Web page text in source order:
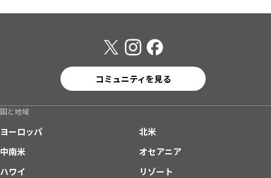
コミュニティを見る
国と地域
ヨーロッパ
北米
中南米
オセアニア
ハワイ
リゾート